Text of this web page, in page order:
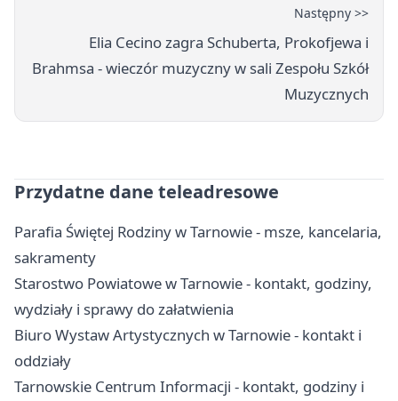
Następny >>
Elia Cecino zagra Schuberta, Prokofjewa i
Brahmsa - wieczór muzyczny w sali Zespołu Szkół
Muzycznych
Przydatne dane teleadresowe
Parafia Świętej Rodziny w Tarnowie - msze, kancelaria,
sakramenty
Starostwo Powiatowe w Tarnowie - kontakt, godziny,
wydziały i sprawy do załatwienia
Biuro Wystaw Artystycznych w Tarnowie - kontakt i
oddziały
Tarnowskie Centrum Informacji - kontakt, godziny i